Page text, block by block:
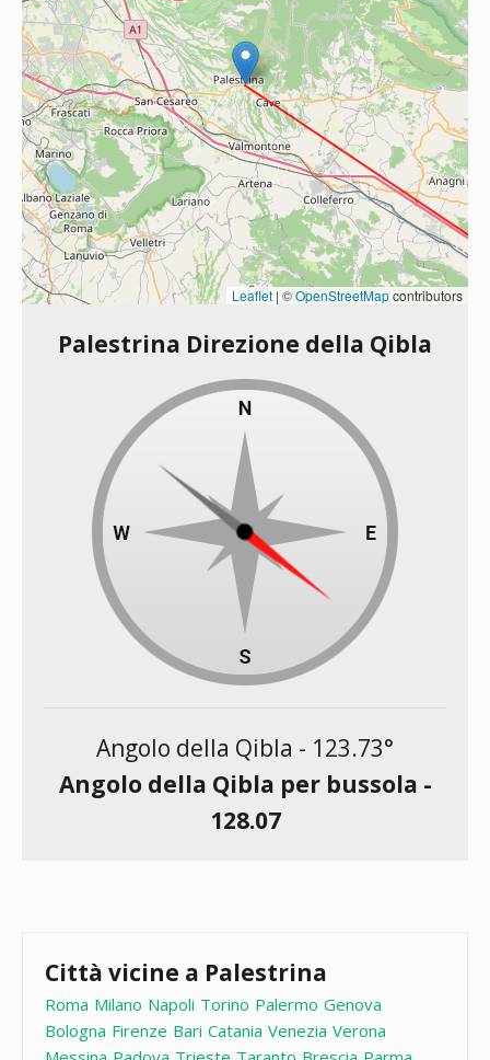
Leaflet | ©OpenStreetMapcontributors
Palestrina Direzione della Qibla
Angolo della Qibla - 123.73°
Angolo della Qibla per bussola -
128.07
Città vicine a Palestrina
Roma Milano Napoli Torino Palermo Genova
Bologna Firenze Bari Catania Venezia Verona